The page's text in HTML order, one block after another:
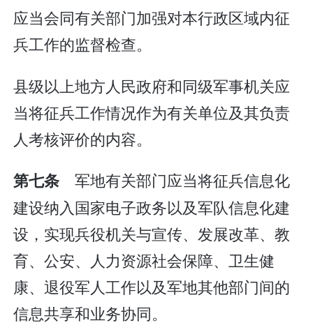
应当会同有关部门加强对本行政区域内征
兵工作的监督检查。
县级以上地方人民政府和同级军事机关应
当将征兵工作情况作为有关单位及其负责
人考核评价的内容。
第七条 军地有关部门应当将征兵信息化
建设纳入国家电子政务以及军队信息化建
设，实现兵役机关与宣传、发展改革、教
育、公安、人力资源社会保障、卫生健
康、退役军人工作以及军地其他部门间的
信息共享和业务协同。